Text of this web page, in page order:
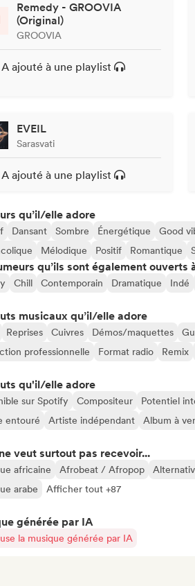
Remedy - GROOVIA
(Original)
GROOVIA
A ajouté à une playlist
EVEIL
Sarasvati
A ajouté à une playlist
qu’il/elle adore
Dansant Sombre Énergétique Good
Mélodique Positif Romantique
qu’ils sont également ouverts
Chill Contemporain Dramatique Indé
musicaux qu’il/elle adore
Reprises Cuivres Démos/maquettes
professionnelle
Format radio Remix
qu'il/elle adore
sur Spotify Compositeur Potentiel
entouré
Artiste indépendant Album à
ne veut surtout pas recevoir...
africaine Afrobeat / Afropop
arabe
Afficher tout +87
générée par IA
la musique générée par IA